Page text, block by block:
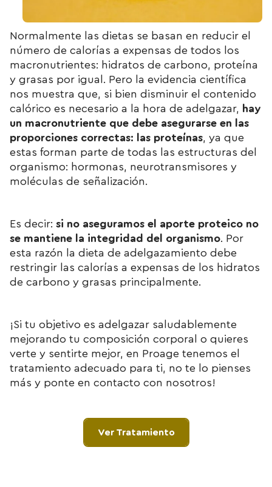
Normalmente las dietas se basan en reducir el
número de calorías a expensas de todos los
macronutrientes: hidratos de carbono, proteína
y grasas por igual. Pero la evidencia científica
nos muestra que, si bien disminuir el contenido
calórico es necesario a la hora de adelgazar,
hay
un macronutriente que debe asegurarse en las
proporciones correctas: las proteínas , ya que
estas forman parte de todas las estructuras del
organismo: hormonas, neurotransmisores y
moléculas de señalización.
Es decir: si no aseguramos el aporte proteico no
se mantiene la integridad del organismo . Por
esta razón la dieta de adelgazamiento debe
restringir las calorías a expensas de los hidratos
de carbono y grasas principalmente.
¡Si tu objetivo es adelgazar saludablemente
mejorando tu composición corporal o quieres
verte y sentirte mejor, en Proage tenemos el
tratamiento adecuado para ti, no te lo pienses
más y ponte en contacto con nosotros!
Ver Tratamiento